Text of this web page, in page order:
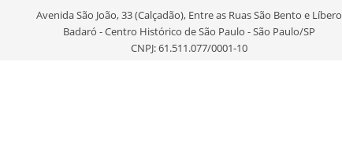
Avenida São João, 33 (Calçadão), Entre as Ruas São Bento e Líbero
Badaró - Centro Histórico de São Paulo - São Paulo/SP
CNPJ: 61.511.077/0001-10